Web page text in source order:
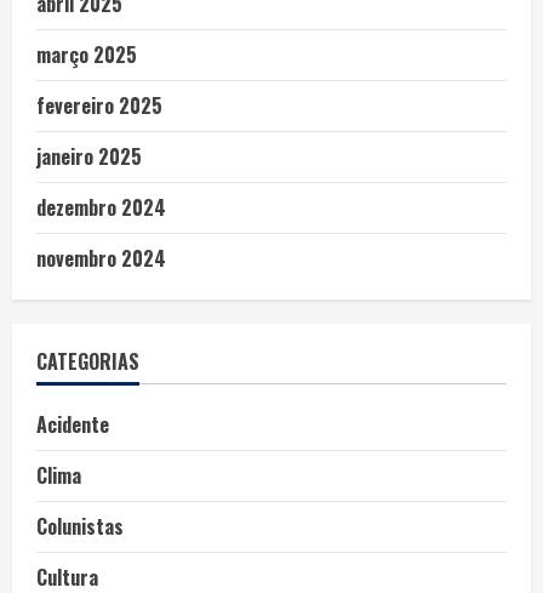
março 2025
fevereiro 2025
janeiro 2025
dezembro 2024
novembro 2024
CATEGORIAS
Acidente
Clima
Colunistas
Cultura